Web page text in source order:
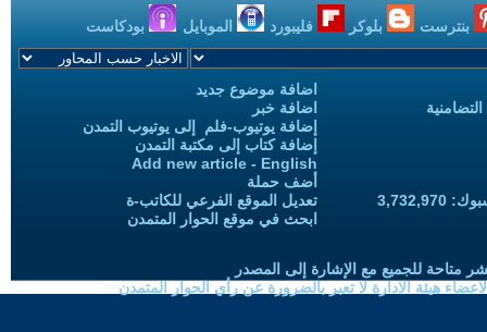
بنترست بلوكر فليبورد الموبايل بودكاست
اضافة موضوع جديد
اضافة خبر
إضافة يوتيوب-فلم إلى يوتيوب التمدن
إضافة كتاب إلى مكتبة التمدن
Add new article - English
أضف حملة
تعديل الموقع الفرعي للكاتب-ة
ابحث في موقع الحوار المتمدن
متاحة للجميع مع الإشارة إلى المصدر
هيئة الادارة لا تعبر بالضرورة عن رأي الحوار المتمدن